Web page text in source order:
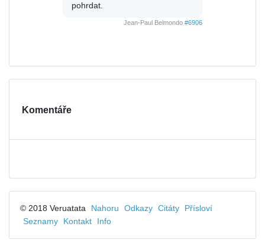
pohrdat.
Jean-Paul Belmondo #6906
Komentáře
© 2018 Veruatata Nahoru Odkazy Citáty
Přísloví
Seznamy
Kontakt Info